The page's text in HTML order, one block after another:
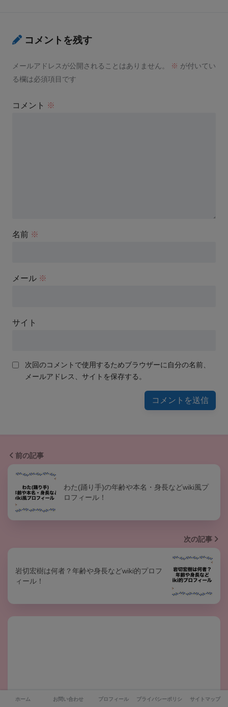
コメントを残す
メールアドレスが公開されることはありません。 ※ が付いてい
る欄は必須項目です
コメント ※
名前 ※
メール ※
サイト
次回のコメントで使用するためブラウザーに自分の名前、
メールアドレス、サイトを保存する。
前の記事
わた(踊り手)の年齢や本名・身長などwiki風プ
ロフィール！
次の記事
岩切宏樹は何者？年齢や身長などwiki的プロフ
ィール！
ホーム お問い合わせ プロフィール プライバシーポリシー サイトマップ